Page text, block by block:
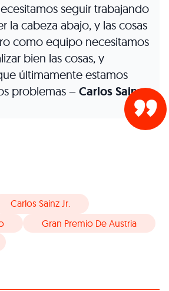
seguir trabajando
la cabeza abajo, y las cosas
como equipo necesitamos
bien las cosas, y
últimamente estamos
problemas –Carlos Sainz
Carlos Sainz Jr.
Gran Premio De Austria